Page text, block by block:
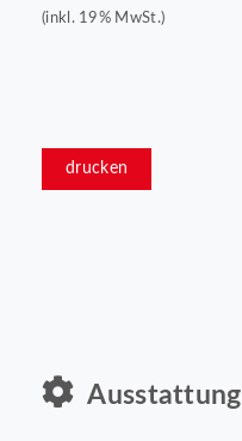
(inkl. 19% MwSt.)
drucken
Ausstattung